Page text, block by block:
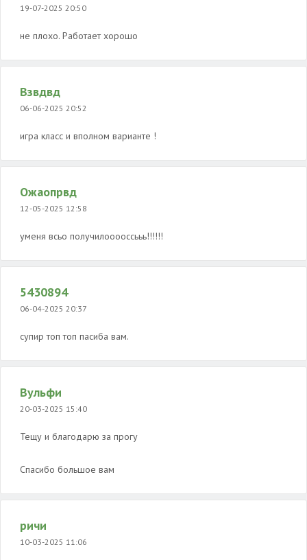
19-07-2025 20:50
не плохо. Работает хорошо
Взвдвд
06-06-2025 20:52
игра класс и вполном варианте !
Ожаопрвд
12-05-2025 12:58
уменя всьо получилооооссььь!!!!!!
5430894
06-04-2025 20:37
супир топ топ пасиба вам.
Вульфи
20-03-2025 15:40
Тещу и благодарю за прогу
Спасибо большое вам
ричи
10-03-2025 11:06